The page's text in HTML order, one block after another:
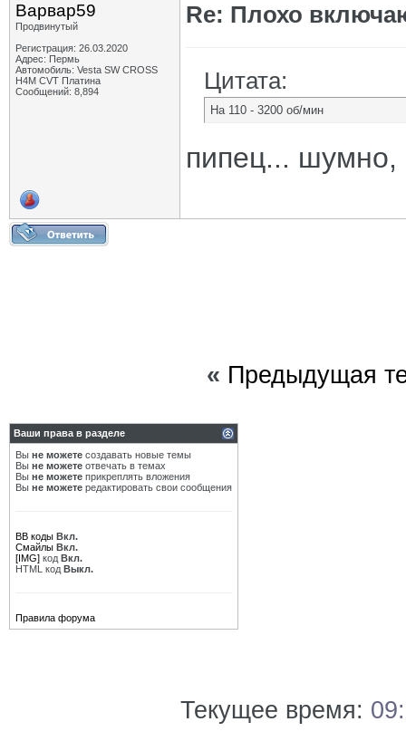
Варвар59
Продвинутый
Регистрация: 26.03.2020
Адрес: Пермь
Автомобиль: Vesta SW CROSS
H4M CVT Платина
Сообщений: 8,894
Re: Плохо
Цитата:
На 110 - 3200 об/мин
пипец... шумно,
« Предыдущая
Ваши права в разделе
Вы не можете создавать новые темы
Вы не можете отвечать в темах
Вы не можете прикреплять вложения
Вы не можете редактировать свои сообщения
BB коды Вкл.
Смайлы Вкл.
[IMG] код Вкл.
HTML код Выкл.
Правила форума
Текущее время: